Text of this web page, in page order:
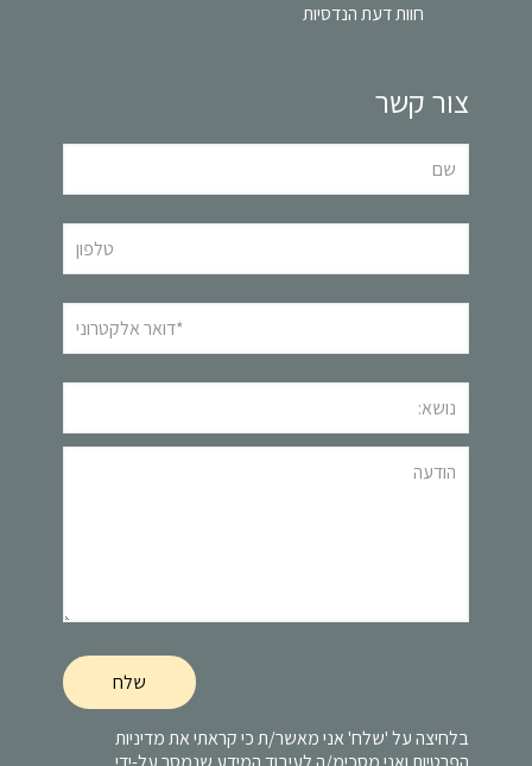
חוות דעת הנדסיות
צור קשר
בלחיצה על 'שלח' אני מאשר/ת כי קראתי אתמדיניות